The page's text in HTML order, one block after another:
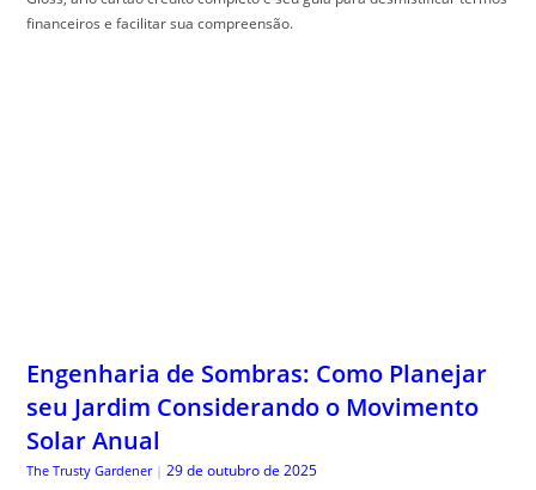
financeiros e facilitar sua compreensão.
Engenharia de Sombras: Como Planejar
seu Jardim Considerando o Movimento
Solar Anual
The Trusty Gardener | 29 de outubro de 2025